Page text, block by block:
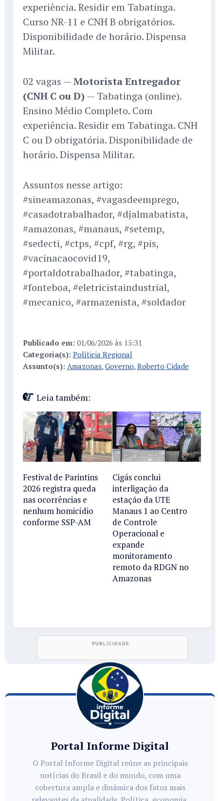
experiência. Residir em Tabatinga.
Curso NR-11 e CNH B obrigatórios.
Disponibilidade de horário. Dispensa
Militar.
02 vagas —Motorista Entregador
(CNH C ou D) — Tabatinga (online).
Ensino Médio Completo. Com
experiência. Residir em Tabatinga. CNH
C ou D obrigatória. Disponibilidade de
horário. Dispensa Militar.
Assuntos nesse artigo:
#sineamazonas, #vagasdeemprego,
#casadotrabalhador, #djalmabatista,
#amazonas, #manaus, #setemp,
#sedecti, #ctps, #cpf, #rg, #pis,
#vacinacaocovid19,
#portaldotrabalhador, #tabatinga,
#fonteboa, #eletricistaindustrial,
#mecanico, #armazenista, #soldador
Publicado em: 01/06/2026 às 15:31
Categoria(s): Políticia Regional
Assunto(s): Amazonas, Governo, Roberto Cidade
Leia também:
Festival de Parintins
2026 registra queda
nas ocorrências e
nenhum homicídio
conforme SSP-AM
Cigás conclui
interligação da
estação da UTE
Manaus 1 ao Centro
de Controle
Operacional e
expande
monitoramento
remoto da RDGN no
Amazonas
Portal Informe Digital
O Portal Informe Digital reúne as principais
notícias do Brasil e do mundo, com uma
cobertura ampla e dinâmica dos fatos mais